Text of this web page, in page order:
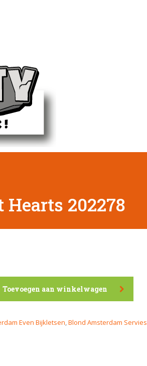
202278
Toevoegen aan winkelwagen
Even Bijkletsen,Blond Amsterdam Servies